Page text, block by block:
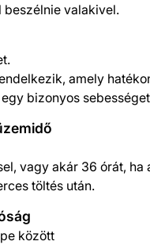
beszélnie valakivel.
amely
bizonyos
vagy akár 36 órát,
töltés után.
között